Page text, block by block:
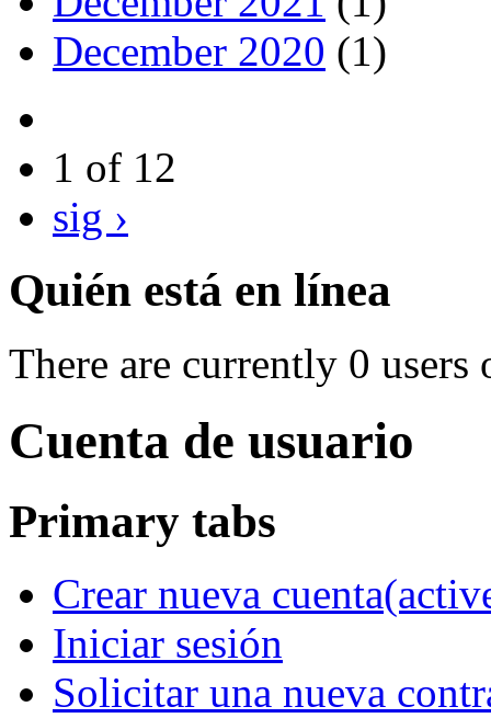
December 2020 (1)
1 of 12
sig ›
Quién está en línea
There are currently 0 users
Cuenta de usuario
Primary tabs
Crear nueva cuenta
Iniciar sesión
Solicitar una nueva